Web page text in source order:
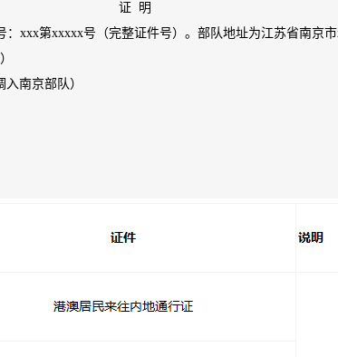
证 明
xxx第xxxxx号（完整证件号）。部队地址为江苏省南京
南京部队）